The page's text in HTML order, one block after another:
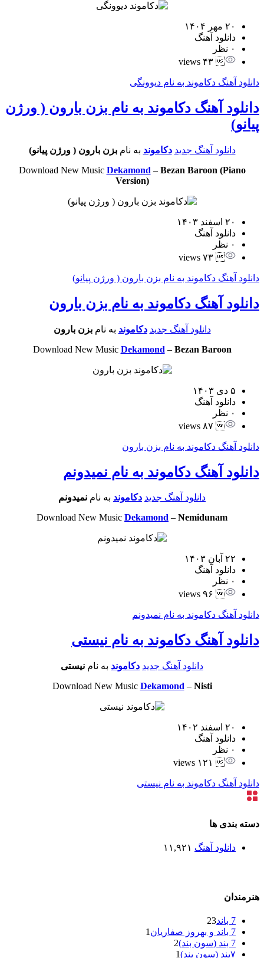
۲۰ مهر ۱۴۰۴
دانلود آهنگ
۰ نظر
۴۳ views
دانلود آهنگ دکاموند به نام دیوونگی
دانلود آهنگ دکاموند به نام بزن بارون ( ورژن
پیانو)
دانلود آهنگ جدید دکاموند به نامبزن بارون ( ورژن پیانو)
Download New Music Dekamond – Bezan Baroon (Piano
Version)
۲۰ اسفند ۱۴۰۳
دانلود آهنگ
۰ نظر
۷۳ views
دانلود آهنگ دکاموند به نام بزن بارون ( ورژن پیانو)
دانلود آهنگ دکاموند به نام بزن بارون
دانلود آهنگ جدید دکاموند به نامبزن بارون
Download New Music Dekamond – Bezan Baroon
۵ دی ۱۴۰۳
دانلود آهنگ
۰ نظر
۸۷ views
دانلود آهنگ دکاموند به نام بزن بارون
دانلود آهنگ دکاموند به نام نمیدونم
دانلود آهنگ جدید دکاموند به نام نمیدونم
Download New Music Dekamond – Nemidunam
۲۲ آبان ۱۴۰۳
دانلود آهنگ
۰ نظر
۹۶ views
دانلود آهنگ دکاموند به نام نمیدونم
دانلود آهنگ دکاموند به نام نیستی
دانلود آهنگ جدید دکاموند به نام نیستی
Download New Music Dekamond – Nisti
۲۰ اسفند ۱۴۰۲
دانلود آهنگ
۰ نظر
۱۲۱ views
دانلود آهنگ دکاموند به نام نیستی
دسته بندی ها
دانلود آهنگ ۱۱,۹۲۱
هنرمندان
7 باند
23
7 باند و بهروز صفاریان
1
7 بند (سون بند)
2
۷بند (سون بند)
1